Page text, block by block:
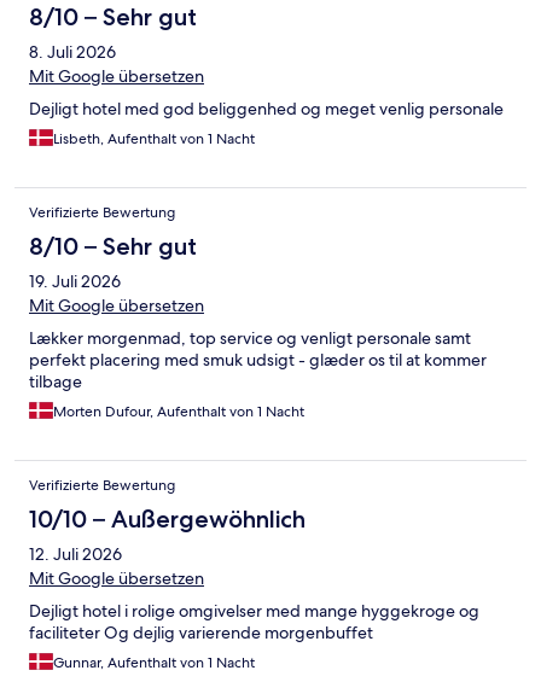
8/10 – Sehr gut
8. Juli 2026
Mit Google übersetzen
Dejligt hotel med god beliggenhed og meget venlig personale
Lisbeth, Aufenthalt von 1 Nacht
Verifizierte Bewertung
8/10 – Sehr gut
19. Juli 2026
Mit Google übersetzen
Lækker morgenmad, top service og venligt personale samt
perfekt placering med smuk udsigt - glæder os til at kommer
tilbage
Morten Dufour, Aufenthalt von 1 Nacht
Verifizierte Bewertung
10/10 – Außergewöhnlich
12. Juli 2026
Mit Google übersetzen
Dejligt hotel i rolige omgivelser med mange hyggekroge og
faciliteter Og dejlig varierende morgenbuffet
Gunnar, Aufenthalt von 1 Nacht